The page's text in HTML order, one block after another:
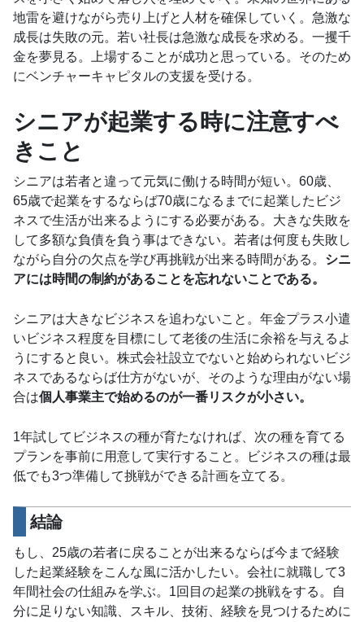
地雷を避けながら売り上げと人材を確保していく。急激な
成長は失敗の元。若い社長は急激な成長を求める。一攫千
金を夢見る。上場することが成功と思っている。そのため
にベンチャーキャピタルの支援を受ける。
シニアが起業する時に注意すべ
きこと
シニアは若者と違って元気に働ける時間が短い。60歳、
65歳で起業をするならば70歳になるまでに起業したビジ
ネスで生活が出来るようにする必要がある。大きな失敗を
して多額な負債を負う事はできない。若者は何度も失敗し
ながら自分の欠点を学び再挑戦が出来る時間がある。 シニ
アには時間の制約があることを忘れないことである。
シニアは大きなビジネスを追わないこと。年金プラス小遣
いビジネス程度を目標にして老後の生活に余裕を与えるよ
うにすると良い。株式会社設立でないと始められないビジ
ネスであるならば仕方がないが、そのような理由がない場
合は個人事業主で始めるのが一番リスクが小さい。
1年試してビジネスの種が育たなければ、次の種を育てる
プランを事前に用意して実行すること。ビジネスの種は最
低でも3つ準備して挑戦ができる計画を立てる。
結論
もし、25歳の若者に戻ることが出来るならば今まで経験
した起業経験をこんな風に活かしたい。会社に就職して3
年間社会の仕組みを学ぶ。1回目の起業の挑戦をする。自
分に足りない知識、スキル、技術、経験を見つけるために